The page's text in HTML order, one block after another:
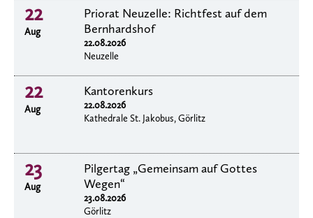
22
Aug
Priorat Neuzelle: Richtfest auf dem
Bernhardshof
22.08.2026
Neuzelle
22
Aug
Kantorenkurs
22.08.2026
Kathedrale St. Jakobus, Görlitz
23
Aug
Pilgertag „Gemeinsam auf Gottes
Wegen“
23.08.2026
Görlitz